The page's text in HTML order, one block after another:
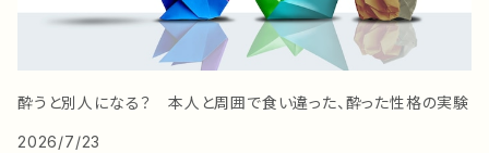
酔うと別人になる？ 本人と周囲で食い違った、酔った性格の実験
2026/7/23